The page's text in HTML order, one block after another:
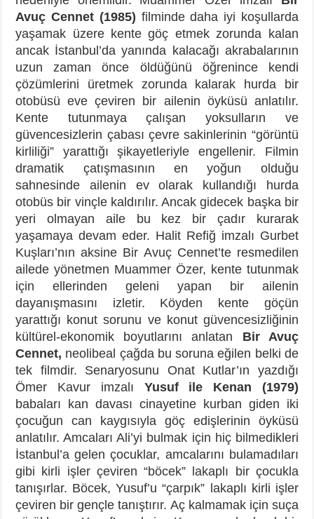
Avuç Cennet (1985) filminde daha iyi koşullarda
yaşamak üzere kente göç etmek zorunda kalan
ancak İstanbul’da yanında kalacağı akrabalarının
uzun zaman önce öldüğünü öğrenince kendi
çözümlerini üretmek zorunda kalarak hurda bir
otobüsü eve çeviren bir ailenin öyküsü anlatılır.
Kente tutunmaya çalışan yoksulların ve
güvencesizlerin çabası çevre sakinlerinin “görüntü
kirliliği” yarattığı şikayetleriyle engellenir. Filmin
dramatik çatışmasının en yoğun olduğu
sahnesinde ailenin ev olarak kullandığı hurda
otobüs bir vinçle kaldırılır. Ancak gidecek başka bir
yeri olmayan aile bu kez bir çadır kurarak
yaşamaya devam eder. Halit Refiğ imzalı Gurbet
Kuşları’nın aksine Bir Avuç Cennet’te resmedilen
ailede yönetmen Muammer Özer, kente tutunmak
için ellerinden geleni yapan bir ailenin
dayanışmasını izletir. Köyden kente göçün
yarattığı konut sorunu ve konut güvencesizliğinin
kültürel-ekonomik boyutlarını anlatan Bir Avuç
Cennet, neolibeal çağda bu soruna eğilen belki de
tek filmdir. Senaryosunu Onat Kutlar’ın yazdığı
Ömer Kavur imzalı Yusuf ile Kenan (1979)
babaları kan davası cinayetine kurban giden iki
çocuğun can kaygısıyla göç edişlerinin öyküsü
anlatılır. Amcaları Ali’yi bulmak için hiç bilmedikleri
İstanbul’a gelen çocuklar, amcalarını bulamadıları
gibi kirli işler çeviren “böcek” lakaplı bir çocukla
tanışırlar. Böcek, Yusuf’u “çarpık” lakaplı kirli işler
çeviren bir gençle tanıştırır. Aç kalmamak için suça